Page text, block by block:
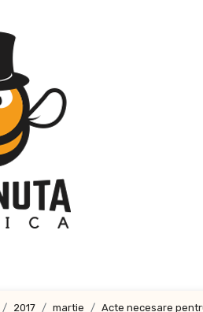
2017 martie Acte necesare